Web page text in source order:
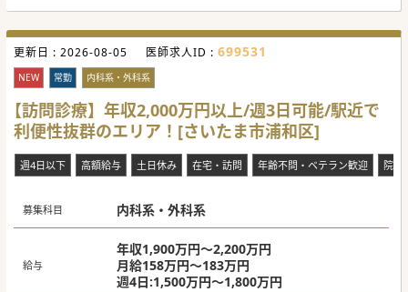
トを受けながらの就業が可能です。
更新日 : 2026-08-05 医師求人ID : 699531
NEW 常勤 内科系・外科系
【訪問診療】年収2,000万円以上/週3日可能/駅近で
利便性抜群のエリア！[さいたま市浦和区]
週4日以下 高額給与 土日休み 在宅・訪問 年齢不問・ベテラン歓迎 院長
募集科目 内科系・外科系
給与
年収1,900万円～2,200万円
月給158万円～183万円
週4日:1,500万円～1,800万円